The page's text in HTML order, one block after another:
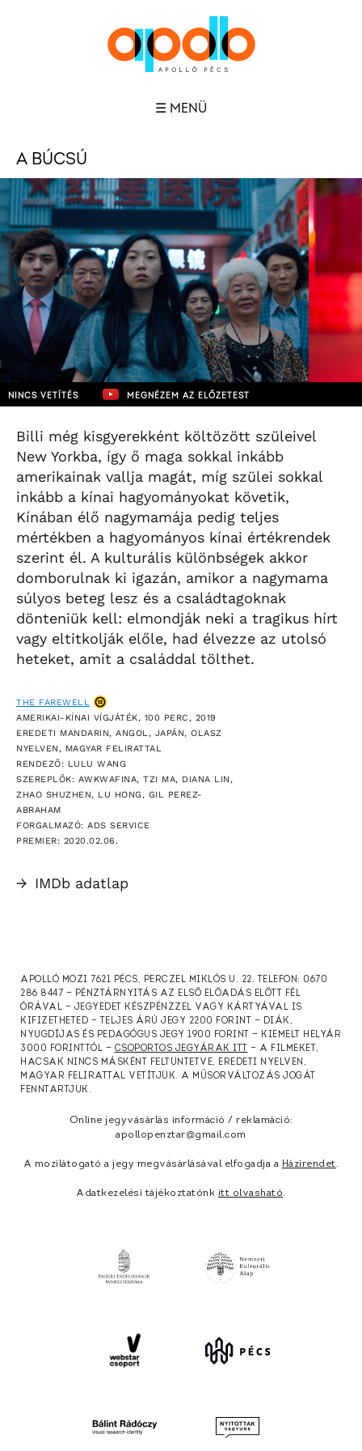
☰ MENÜ
A BÚCSÚ
NINCS VETÍTÉS MEGNÉZEM AZ ELŐZETEST
Billi még kisgyerekként költözött szüleivel
New Yorkba, így ő maga sokkal inkább
amerikainak vallja magát, míg szülei sokkal
inkább a kínai hagyományokat követik,
Kínában élő nagymamája pedig teljes
mértékben a hagyományos kínai értékrendek
szerint él. A kulturális különbségek akkor
domborulnak ki igazán, amikor a nagymama
súlyos beteg lesz és a családtagoknak
dönteniük kell: elmondják neki a tragikus hírt
vagy eltitkolják előle, had élvezze az utolsó
heteket, amit a családdal tölthet.
THE FAREWELL
AMERIKAI-KÍNAI VÍGJÁTÉK, 100 PERC, 2019
EREDETI MANDARIN, ANGOL, JAPÁN, OLASZ
NYELVEN, MAGYAR FELIRATTAL
RENDEZŐ: LULU WANG
SZEREPLŐK: AWKWAFINA, TZI MA, DIANA LIN,
ZHAO SHUZHEN, LU HONG, GIL PEREZ-
ABRAHAM
FORGALMAZÓ: ADS SERVICE
PREMIER: 2020.02.06.
→ IMDb adatlap
APOLLÓ MOZI 7621 PÉCS, PERCZEL MIKLÓS U. 22. TELEFON: 0670
286 8447 — PÉNZTÁRNYITÁS AZ ELSŐ ELŐADÁS ELŐTT FÉL
ÓRÁVAL — JEGYEDET KÉSZPÉNZZEL VAGY KÁRTYÁVAL IS
KIFIZETHETED — TELJES ÁRÚ JEGY 2200 FORINT — DIÁK,
NYUGDÍJAS ÉS PEDAGÓGUS JEGY 1900 FORINT — KIEMELT HELYÁR
3000 FORINTTÓL — CSOPORTOS JEGYÁRAK ITT
— A FILMEKET,
HACSAK NINCS MÁSKÉNT FELTÜNTETVE, EREDETI NYELVEN,
MAGYAR FELIRATTAL VETÍTJÜK. A MŰSORVÁLTOZÁS JOGÁT
FENNTARTJUK.
Online jegyvásárlás információ / reklamáció:
apollopenztar@gmail.com
A mozilátogató a jegy megvásárlásával elfogadja a Házirendet.
Adatkezelési tájékoztatónk itt olvasható.